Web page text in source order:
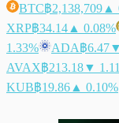
BTC฿2,138,709 ▲
XRP฿34.14 ▲ 0.08%
1.33%
ADA฿6.47
AVAX฿213.18▼
KUB฿19.86 ▲ 0.10%